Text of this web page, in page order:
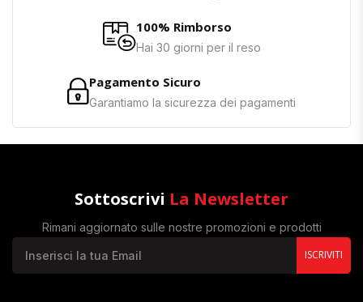
100% Rimborso
Hai 30 giorni per il reso
Pagamento Sicuro
Garantiamo la sicurezza dei pagamenti
Sottoscrivi La Newsletter
Rimani aggiornato sulle nostre promozioni e prodotti
ISCRIVITI